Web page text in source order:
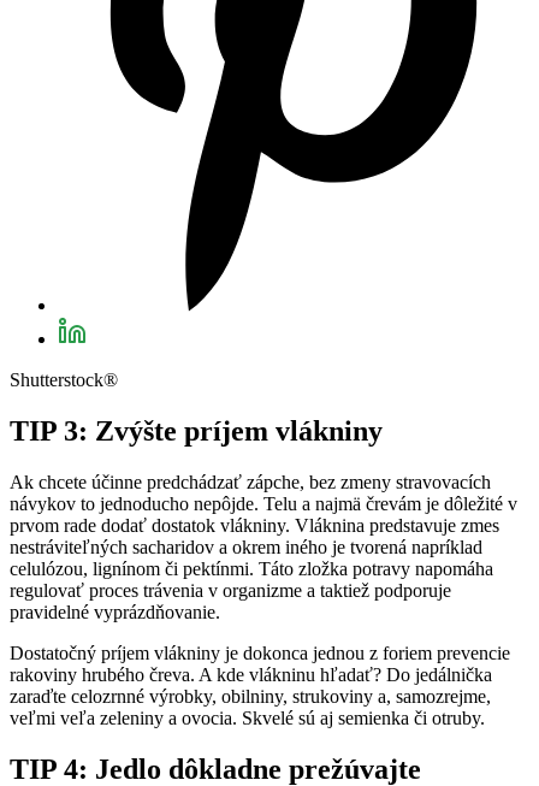
Shutterstock®
TIP 3: Zvýšte príjem vlákniny
Ak chcete účinne predchádzať zápche, bez zmeny stravovacích
návykov to jednoducho nepôjde. Telu a najmä črevám je dôležité v
prvom rade dodať dostatok vlákniny. Vláknina predstavuje zmes
nestráviteľných sacharidov a okrem iného je tvorená napríklad
celulózou, lignínom či pektínmi. Táto zložka potravy napomáha
regulovať proces trávenia v organizme a taktiež podporuje
pravidelné vyprázdňovanie.
Dostatočný príjem vlákniny je dokonca jednou z foriem prevencie
rakoviny hrubého čreva. A kde vlákninu hľadať? Do jedálnička
zaraďte celozrnné výrobky, obilniny, strukoviny a, samozrejme,
veľmi veľa zeleniny a ovocia. Skvelé sú aj semienka či otruby.
TIP 4: Jedlo dôkladne prežúvajte